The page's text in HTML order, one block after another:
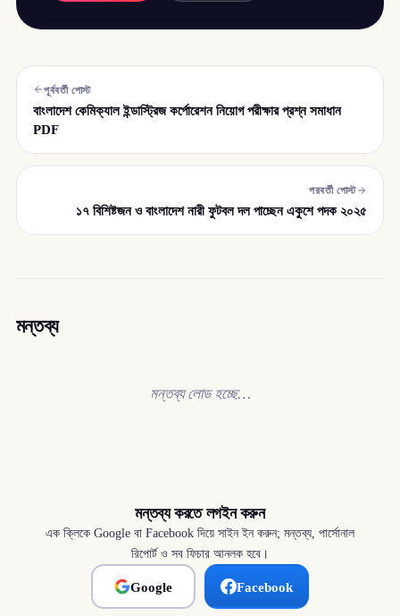
পূর্ববর্তী পোস্ট
বাংলাদেশ কেমিক্যাল ইন্ডাস্ট্রিজ কর্পোরেশন নিয়োগ পরীক্ষার প্রশ্ন সমাধান
PDF
পরবর্তী পোস্ট
১৭ বিশিষ্টজন ও বাংলাদেশ নারী ফুটবল দল পাচ্ছেন একুশে পদক ২০২৫
মন্তব্য
মন্তব্য লোড হচ্ছে…
মন্তব্য করতে লগইন করুন
এক ক্লিকে Google বা Facebook দিয়ে সাইন ইন করুন; মন্তব্য, পার্সোনাল
রিপোর্ট ও সব ফিচার আনলক হবে।
Google Facebook